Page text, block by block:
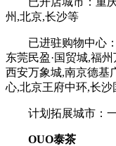
州,北京,长沙等
已进驻购物中心
东莞民盈·国贸城,福
西安万象城,南京德基
心,北京王府中环,长沙
计划拓展城市：
OUO泰茶